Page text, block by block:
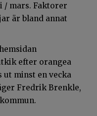
/ mars. Faktorer
är bland annat
efter orangea
minst en vecka
Fredrik Brenkle,